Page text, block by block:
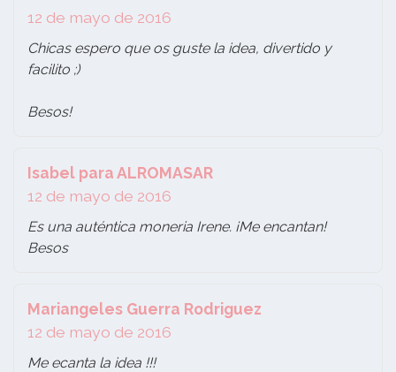
12 de mayo de 2016
Chicas espero que os guste la idea, divertido y
facilito ;)
Besos!
Isabel para ALROMASAR
12 de mayo de 2016
Es una auténtica moneria Irene. ¡Me encantan!
Besos
Mariangeles Guerra Rodriguez
12 de mayo de 2016
Me ecanta la idea !!!